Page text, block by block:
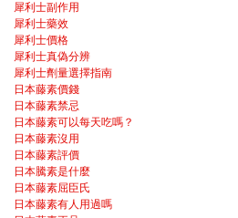
犀利士副作用
犀利士藥效
犀利士價格
犀利士真偽分辨
犀利士劑量選擇指南
日本藤素價錢
日本藤素禁忌
日本藤素可以每天吃嗎？
日本藤素沒用
日本藤素評價
日本騰素是什麼
日本藤素屈臣氏
日本藤素有人用過嗎